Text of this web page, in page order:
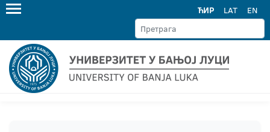
ЋИР LAT EN